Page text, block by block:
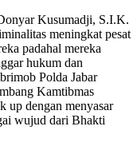
Kusumadji, S.I.K.
meningkat pesat
padahal mereka
hukum dan
Polda Jabar
Kamtibmas
up dengan menyasar
wujud dari Bhakti